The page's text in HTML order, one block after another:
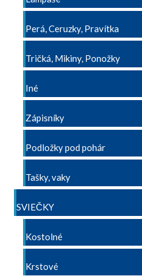
Perá, Ceruzky, Pravítka
Tričká, Mikiny, Ponožky
Iné
Zápisníky
Podložky pod pohár
Tašky, vaky
SVIEČKY
Kostolné
Krstové